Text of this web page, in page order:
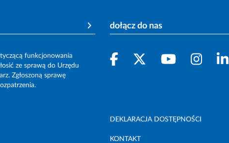
funkcjonowania
ze sprawą do Urzędu
Zgłoszoną sprawę
dołącz do nas
DEKLARACJA DOSTĘPNOŚCI
KONTAKT